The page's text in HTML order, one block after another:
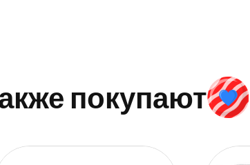
покупают